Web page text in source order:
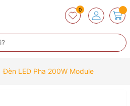
0
Đèn LED Pha 200W Module